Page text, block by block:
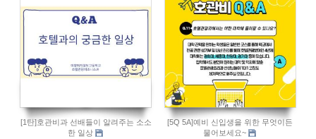
[1탄]호관비과 선배들이 알려주는 소소
한 일상
613
[5Q 5A]예비 신입생을 위한 무엇이든
물어보세요~